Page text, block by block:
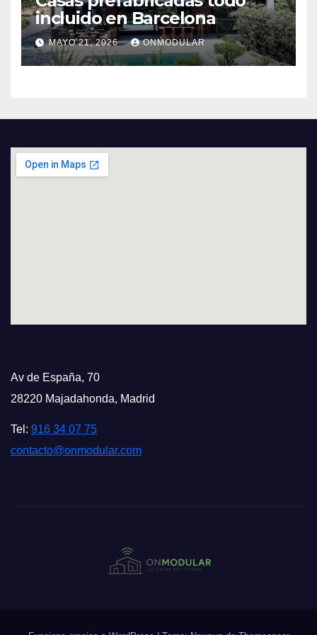
incluido en Barcelona
MAYO 21, 2026 ONMODULAR
Av de España, 70
28220 Majadahonda, Madrid
Tel: 916 34 07 75
contacto@onmodular.com